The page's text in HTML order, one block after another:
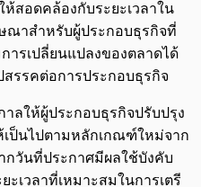
ห้สอดคล้องกับระยะเวลาใน
ณาสำหรับผู้ประกอบธุรกิจที่
ารเปลี่ยนแปลงของตลาดได้
สรรคต่อการประกอบธุรกิจ
าลให้ผู้ประกอบธุรกิจปรับปรุง
ป็นไปตามหลักเกณฑ์ใหม่จาก
กวันที่ประกาศมีผลใช้บังคับ
ะเวลาที่เหมาะสมในการเตรี